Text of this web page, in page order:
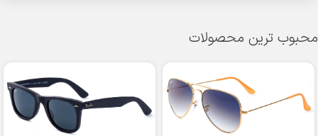
محبوب ترین محصولات